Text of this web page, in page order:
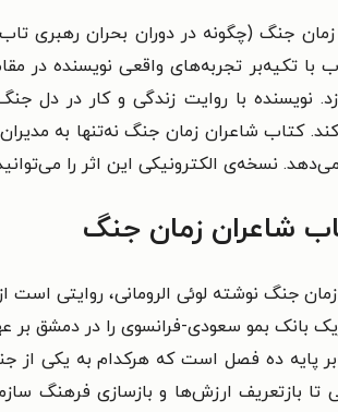
جنگ (چگونه در دوران بحران رهبری
با تکیه‌بر تجربه‌های واقعی نویسنده در
نویسنده با روایت زندگی و کار در
کتاب شاعران زمان جنگ نه‌تنها به
نسخه‌ی الکترونیکی این اثر را
شاعران زمان جنگ
جنگ نوشته لوئی الرومانی، روایتی
بانک بمو سعودی-فرانسوی را در دمشق
پایه ده فصل است که هرکدام به یکی از
تا بازتعریف ارزش‌ها و بازسازی فرهنگ